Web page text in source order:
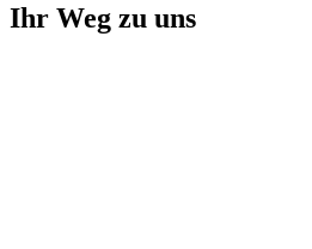
Ihr Weg zu uns